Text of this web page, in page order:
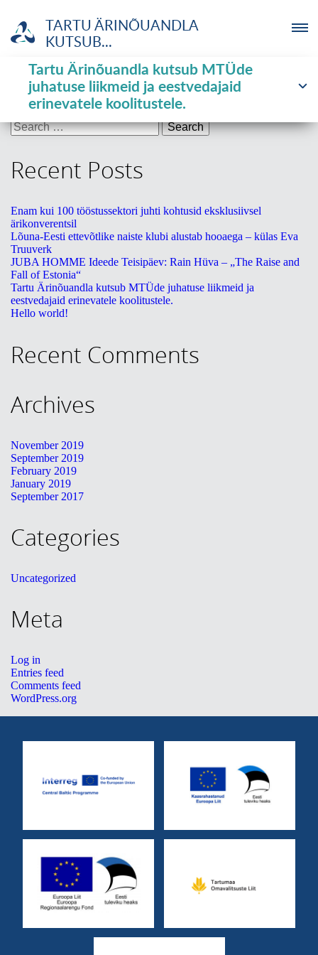
TARTU ÄRINÕUANDLA
KUTSUB...
ETTEVÕTJA
MTÜ
TUTVUSTUS
UUDISED
KOOLITUSED
Tartu Ärinõuandla kutsub MTÜde
juhatuse liikmeid ja eestvedajaid
erinevatele koolitustele.
Month:January 2019
Search
for:
Recent Posts
Enam kui 100 tööstussektori juhti kohtusid eksklusiivsel
ärikonverentsil
Lõuna-Eesti ettevõtlike naiste klubi alustab hooaega – külas Eva
Truuverk
JUBA HOMME Ideede Teisipäev: Rain Hüva – „The Raise and
Fall of Estonia“
Tartu Ärinõuandla kutsub MTÜde juhatuse liikmeid ja
eestvedajaid erinevatele koolitustele.
Hello world!
Recent Comments
Archives
November 2019
September 2019
February 2019
January 2019
September 2017
Categories
Uncategorized
Meta
Log in
Entries feed
Comments feed
WordPress.org